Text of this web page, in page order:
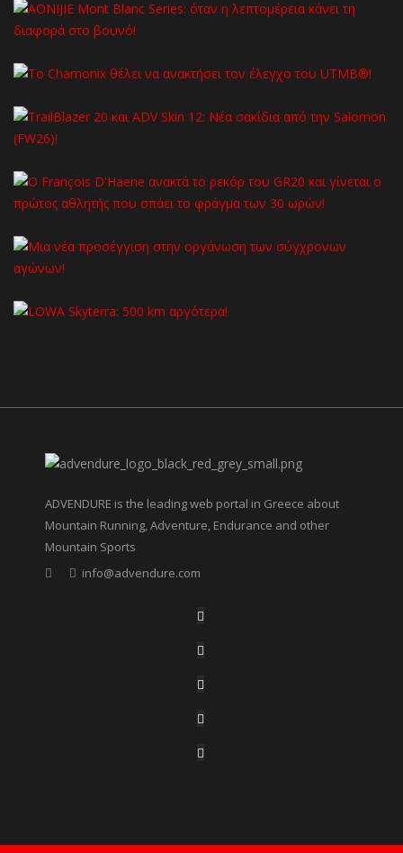
ADVENDURE is the leading web portal in Greece about
Mountain Running, Adventure, Endurance and other
Mountain Sports
info@advendure.com